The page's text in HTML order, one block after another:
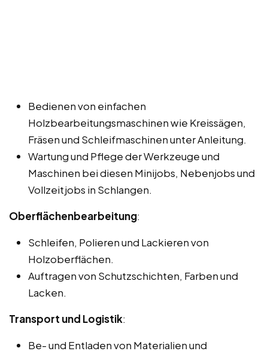
Bedienen von einfachen
Holzbearbeitungsmaschinen wie Kreissägen,
Fräsen und Schleifmaschinen unter Anleitung.
Wartung und Pflege der Werkzeuge und
Maschinen bei diesen Minijobs, Nebenjobs und
Vollzeitjobs in Schlangen.
Oberflächenbearbeitung:
Schleifen, Polieren und Lackieren von
Holzoberflächen.
Auftragen von Schutzschichten, Farben und
Lacken.
Transport und Logistik:
Be- und Entladen von Materialien und